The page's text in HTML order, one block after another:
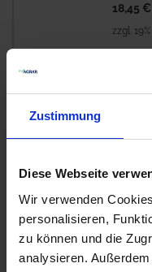
Zustimmung
Diese Webseite
Wir verwenden
personalisieren,
zu können und die
analysieren.
18,45 €
zzgl.